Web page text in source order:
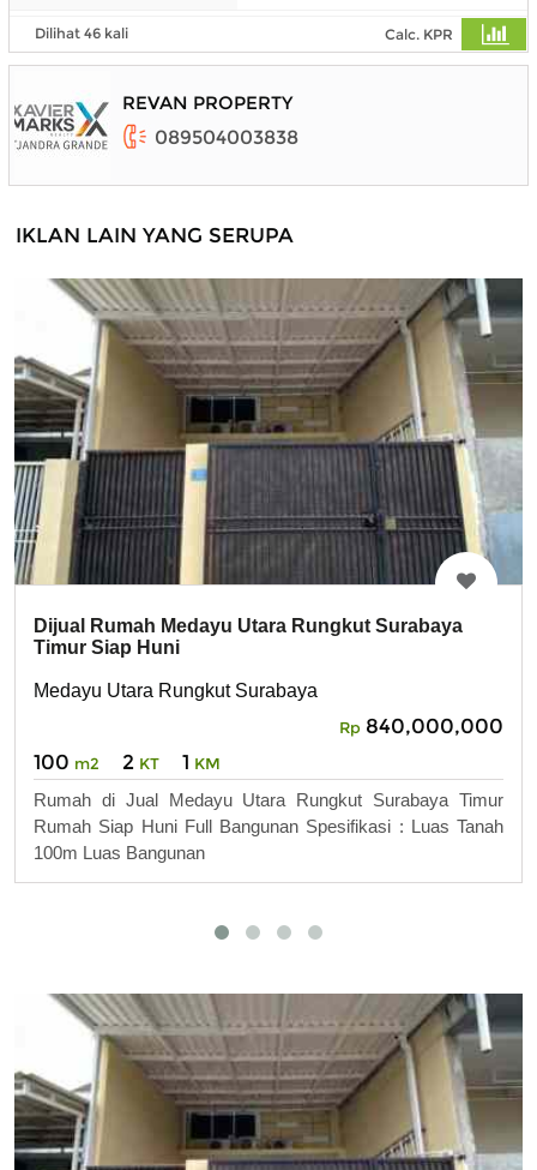
Dilihat 46 kali Calc. KPR
REVAN PROPERTY
089504003838
IKLAN LAIN YANG SERUPA
Dijual Rumah Medayu Utara Rungkut Surabaya
Timur Siap Huni
Medayu Utara Rungkut Surabaya
Rp 840,000,000
100 m2 2 KT 1 KM
Rumah di Jual Medayu Utara Rungkut Surabaya Timur
Rumah Siap Huni Full Bangunan Spesifikasi : Luas Tanah
100m Luas Bangunan